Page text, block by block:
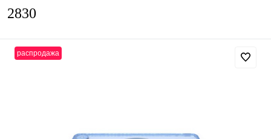
2830
распродажа